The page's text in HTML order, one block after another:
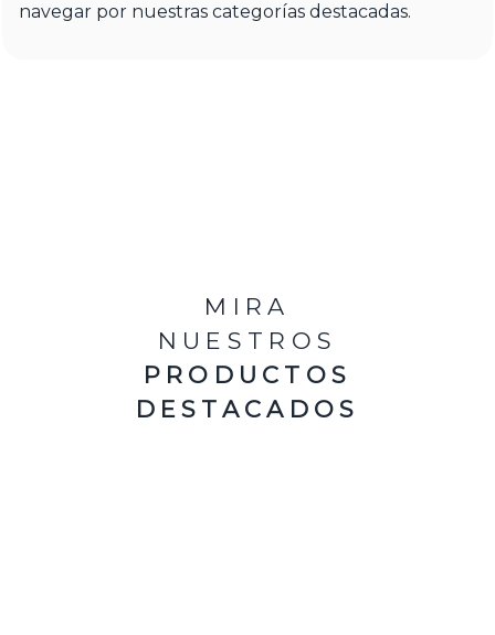
navegar por nuestras categorías destacadas.
MIRA
NUESTROS
PRODUCTOS
DESTACADOS